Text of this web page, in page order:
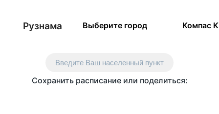
Рузнама Выберите город Компас
Введите Ваш населенный пункт
Сохранить расписание или поделиться: